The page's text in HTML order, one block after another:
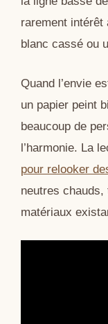
rarement intérêt
blanc cassé ou
Quand l’envie
un papier peint
beaucoup de
l’harmonie. La
pour relooker
neutres
matériaux